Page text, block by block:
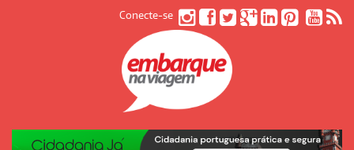
Conecte-se